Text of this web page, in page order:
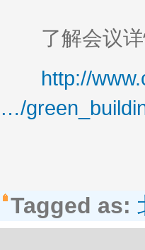
了解会议详
http://
…/
Tagged as: